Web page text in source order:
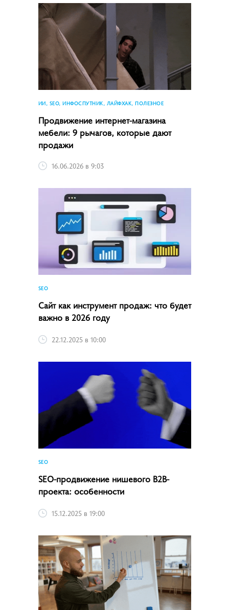
ИИ, SEO, ИНФОСПУТНИК, ЛАЙФХАК, ПОЛЕЗНОЕ
Продвижение интернет-магазина
мебели: 9 рычагов, которые дают
продажи
16.06.2026 в 9:03
SEO
Сайт как инструмент продаж: что будет
важно в 2026 году
22.12.2025 в 10:00
SEO
SEO-продвижение нишевого B2B-
проекта: особенности
15.12.2025 в 19:00